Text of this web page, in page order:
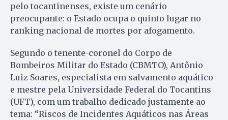
pelo tocantinenses, existe um cenário
preocupante: o Estado ocupa o quinto lugar no
ranking nacional de mortes por afogamento.
Segundo o tenente-coronel do Corpo de
Bombeiros Militar do Estado (CBMTO), Antônio
Luiz Soares, especialista em salvamento aquático
e mestre pela Universidade Federal do Tocantins
(UFT), com um trabalho dedicado justamente ao
tema: “Riscos de Incidentes Aquáticos nas Áreas